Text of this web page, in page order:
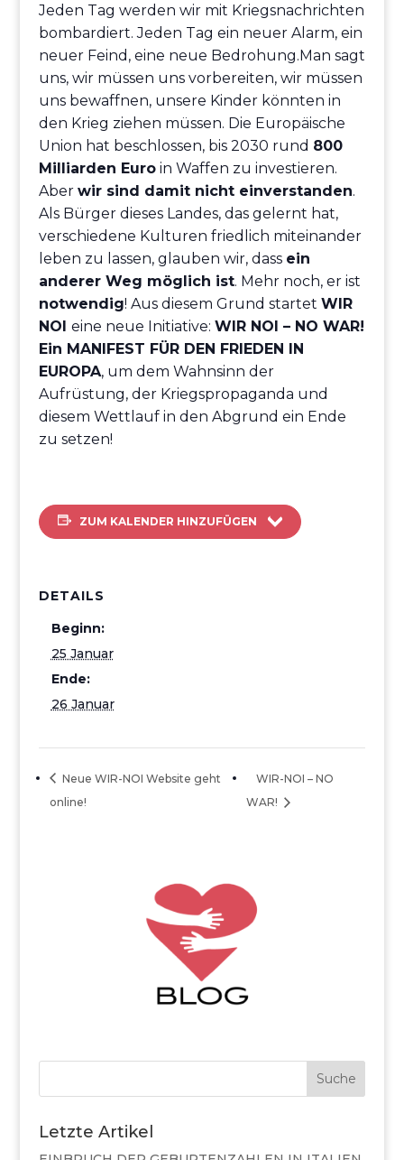
Jeden Tag werden wir mit Kriegsnachrichten
bombardiert. Jeden Tag ein neuer Alarm, ein
neuer Feind, eine neue Bedrohung.Man sagt
uns, wir müssen uns vorbereiten, wir müssen
uns bewaffnen, unsere Kinder könnten in
den Krieg ziehen müssen. Die Europäische
Union hat beschlossen, bis 2030 rund 800
Milliarden Euroin Waffen zu investieren.
Aber wir sind damit nicht einverstanden.
Als Bürger dieses Landes, das gelernt hat,
verschiedene Kulturen friedlich miteinander
leben zu lassen, glauben wir, dass ein
anderer Weg möglich ist. Mehr noch, er ist
notwendig! Aus diesem Grund startet WIR
NOI eine neue Initiative: WIR NOI – NO WAR!
Ein MANIFEST FÜR DEN FRIEDEN IN
EUROPA, um dem Wahnsinn der
Aufrüstung, der Kriegspropaganda und
diesem Wettlauf in den Abgrund ein Ende
zu setzen!
ZUM KALENDER HINZUFÜGEN
DETAILS
Beginn:
25 Januar
Ende:
26 Januar
Neue WIR-NOI Website geht
online!
WIR-NOI – NO
WAR!
Suche
Letzte Artikel